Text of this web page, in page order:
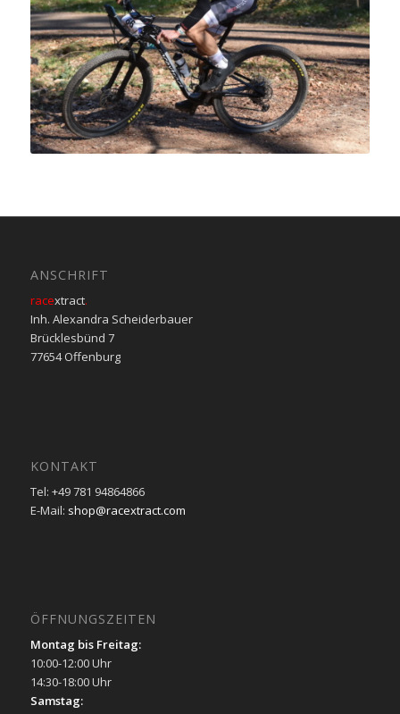
ANSCHRIFT
racextract.
Inh. Alexandra Scheiderbauer
Brücklesbünd 7
77654 Offenburg
KONTAKT
Tel: +49 781 94864866
E-Mail: shop@racextract.com
ÖFFNUNGSZEITEN
Montag bis Freitag:
10:00-12:00 Uhr
14:30-18:00 Uhr
Samstag: